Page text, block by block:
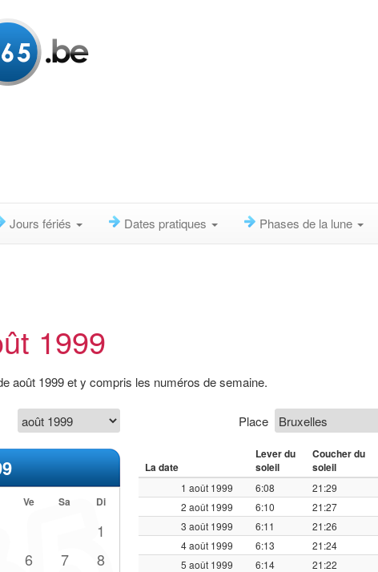
Jours fériés Dates pratiques Phases de la lune
1999
août 1999 et y compris les numéros de semaine.
Ve Sa Di
1
6 7 8
Place
La date
Lever du
soleil
Coucher du
soleil
1 août 1999 6:08 21:29
2 août 1999
6:10 21:27
3 août 1999
6:11 21:26
4 août 1999
6:13 21:24
5 août 1999
6:14 21:22